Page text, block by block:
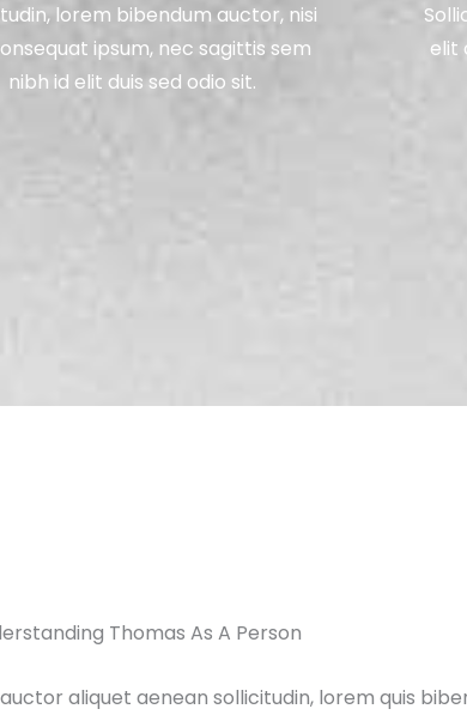
lorem bibendum auctor, nisi
ipsum, nec sagittis sem
nibh id elit duis sed odio sit.
elit
Thomas As A Person
aliquet aenean sollicitudin, lorem quis